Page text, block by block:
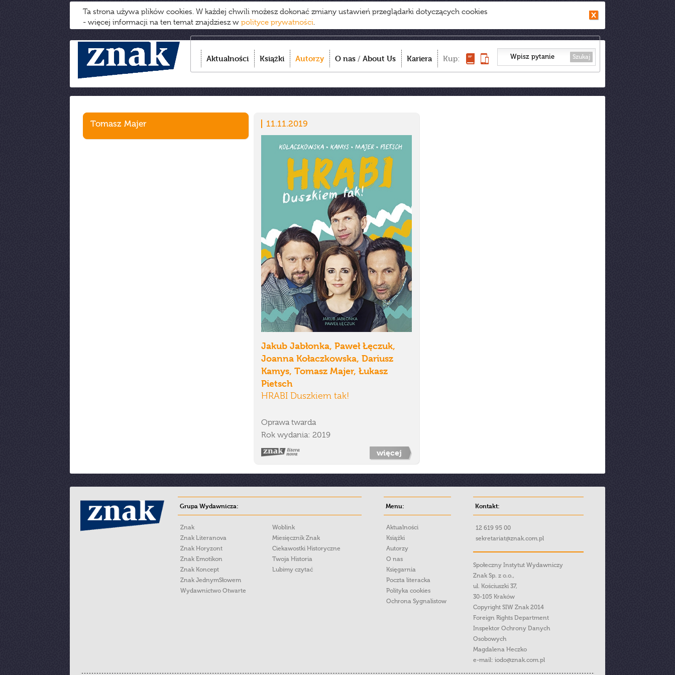
Ta strona używa plików cookies. W każdej chwili możesz dokonać zmiany ustawień przeglądarki dotyczących cookies
- więcej informacji na ten temat znajdziesz w polityce prywatności.
Aktualności Książki Autorzy O nas / About Us Kariera Kup: Szukaj
Tomasz Majer 11.11.2019
Jakub Jabłonka, Paweł Łęczuk,
Joanna Kołaczkowska, Dariusz
Kamys, Tomasz Majer, Łukasz
Pietsch
HRABI Duszkiem tak!
Oprawa twarda
Rok wydania: 2019
więcej
Grupa Wydawnicza:
Znak
Znak Literanova
Znak Horyzont
Znak Emotikon
Znak Koncept
Znak JednymSłowem
Wydawnictwo Otwarte
Woblink
Miesięcznik Znak
Ciekawostki Historyczne
Twoja Historia
Lubimy czytać
Menu:
Aktualności
Książki
Autorzy
O nas
Księgarnia
Poczta literacka
Polityka cookies
Ochrona Sygnalistow
Kontakt:
12 619 95 00
sekretariat@znak.com.pl
Społeczny Instytut Wydawniczy
Znak Sp. z o.o.,
ul. Kościuszki 37,
30-105 Kraków
Copyright SIW Znak 2014
Foreign Rights Department
Inspektor Ochrony Danych
Osobowych
Magdalena Heczko
e-mail: iodo@znak.com.pl